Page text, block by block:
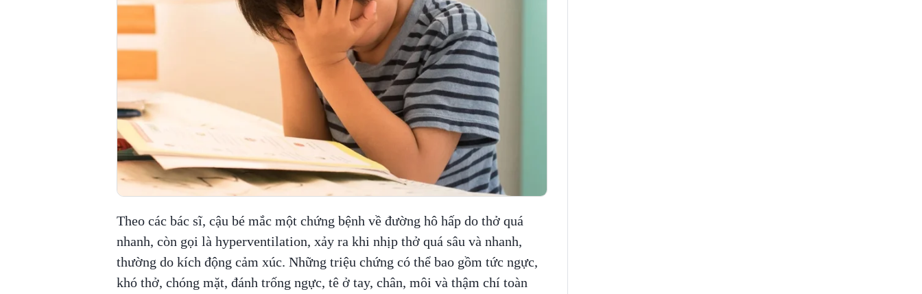
Theo các bác sĩ, cậu bé mắc một chứng bệnh về đường hô hấp do thở quá
nhanh, còn gọi là hyperventilation, xảy ra khi nhịp thở quá sâu và nhanh,
thường do kích động cảm xúc. Những triệu chứng có thể bao gồm tức ngực,
khó thở, chóng mặt, đánh trống ngực, tê ở tay, chân, môi và thậm chí toàn